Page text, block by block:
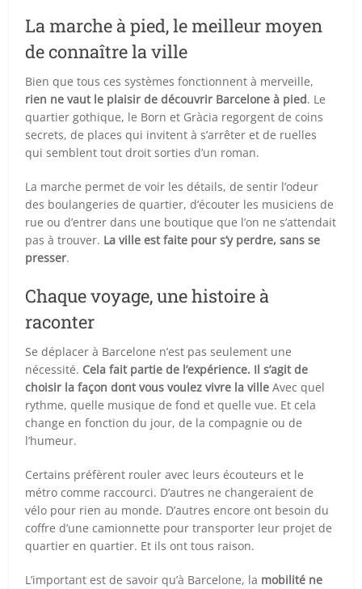
La marche à pied, le meilleur moyen
de connaître la ville
Bien que tous ces systèmes fonctionnent à merveille,
rien ne vaut le plaisir de découvrir Barcelone à pied. Le
quartier gothique, le Born et Gràcia regorgent de coins
secrets, de places qui invitent à s’arrêter et de ruelles
qui semblent tout droit sorties d’un roman.
La marche permet de voir les détails, de sentir l’odeur
des boulangeries de quartier, d’écouter les musiciens de
rue ou d’entrer dans une boutique que l’on ne s’attendait
pas à trouver. La ville est faite pour s’y perdre, sans se
presser.
Chaque voyage, une histoire à
raconter
Se déplacer à Barcelone n’est pas seulement une
nécessité. Cela fait partie de l’expérience. Il s’agit de
choisir la façon dont vous voulez vivre la villeAvec quel
rythme, quelle musique de fond et quelle vue. Et cela
change en fonction du jour, de la compagnie ou de
l’humeur.
Certains préfèrent rouler avec leurs écouteurs et le
métro comme raccourci. D’autres ne changeraient de
vélo pour rien au monde. D’autres encore ont besoin du
coffre d’une camionnette pour transporter leur projet de
quartier en quartier. Et ils ont tous raison.
L’important est de savoir qu’à Barcelone, la mobilité ne